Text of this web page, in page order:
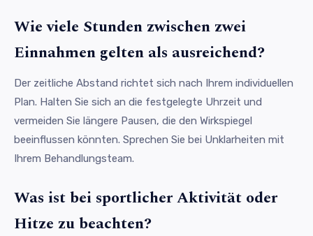
Wie viele Stunden zwischen zwei
Einnahmen gelten als ausreichend?
Der zeitliche Abstand richtet sich nach Ihrem individuellen
Plan. Halten Sie sich an die festgelegte Uhrzeit und
vermeiden Sie längere Pausen, die den Wirkspiegel
beeinflussen könnten. Sprechen Sie bei Unklarheiten mit
Ihrem Behandlungsteam.
Was ist bei sportlicher Aktivität oder
Hitze zu beachten?